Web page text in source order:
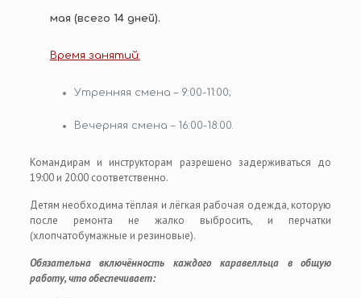
мая (всего 14 дней).
Время занятий:
Утренняя смена – 9:00-11:00;
Вечерняя смена – 16:00-18:00.
Командирам и инструкторам разрешено задерживаться до
19:00 и 20:00 соответственно.
Детям необходима тёплая и лёгкая рабочая одежда, которую
после ремонта не жалко выбросить, и перчатки
(хлопчатобумажные и резиновые).
Обязательна включённость каждого каравелльца в общую
работу, что обеспечивает: